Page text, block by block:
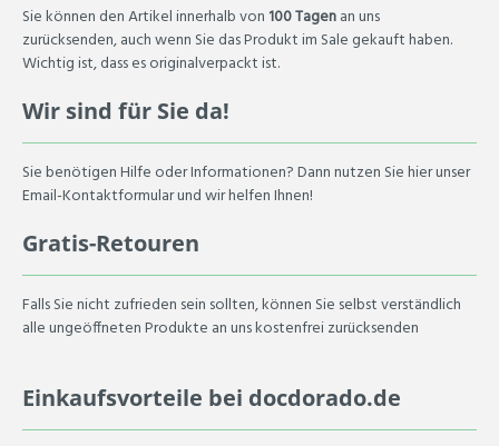
Sie können den Artikel innerhalb von100 Tagenan uns
zurücksenden, auch wenn Sie das Produkt im Sale gekauft haben.
Wichtig ist, dass es originalverpackt ist.
Wir sind für Sie da!
Sie benötigen Hilfe oder Informationen? Dann nutzen Sie hier unser
Email-Kontaktformular und wir helfen Ihnen!
Gratis-Retouren
Falls Sie nicht zufrieden sein sollten, können Sie selbst verständlich
alle ungeöffneten Produkte an uns kostenfrei zurücksenden
Einkaufsvorteile bei docdorado.de